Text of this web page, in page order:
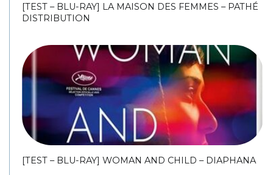
[TEST – BLU-RAY] LA MAISON DES FEMMES – PATHÉ
DISTRIBUTION
[TEST – BLU-RAY] WOMAN AND CHILD – DIAPHANA